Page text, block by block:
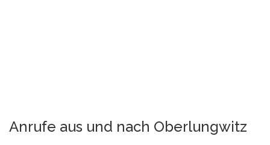
Anrufe aus und nach Oberlungwitz